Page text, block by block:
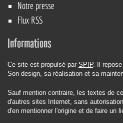
Notre presse
Flux RSS
Informations
Ce site est propulsé par SPIP. Il
Son design, sa réalisation et sa
Sauf mention contraire, les textes de
d'autres sites Internet, sans
d'en mentionner l'origine et de faire un